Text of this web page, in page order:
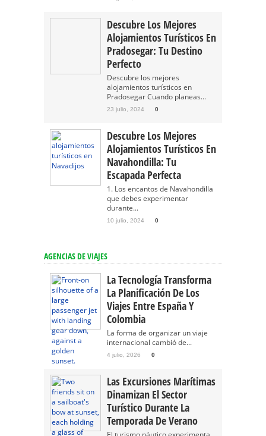
Descubre Los Mejores
Alojamientos Turísticos En
Pradosegar: Tu Destino
Perfecto
Descubre los mejores
alojamientos turísticos en
Pradosegar Cuando planeas...
23 julio, 2024 0
Descubre Los Mejores
Alojamientos Turísticos En
Navahondilla: Tu
Escapada Perfecta
1. Los encantos de Navahondilla
que debes experimentar
durante...
10 julio, 2024 0
AGENCIAS DE VIAJES
La Tecnología Transforma
La Planificación De Los
Viajes Entre España Y
Colombia
La forma de organizar un viaje
internacional cambió de...
4 julio, 2026 0
Las Excursiones Marítimas
Dinamizan El Sector
Turístico Durante La
Temporada De Verano